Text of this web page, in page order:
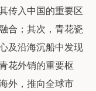
传入中国的重要区
合；其次，青花瓷
及沿海沉船中发现
花外销的重要枢
外，推向全球市